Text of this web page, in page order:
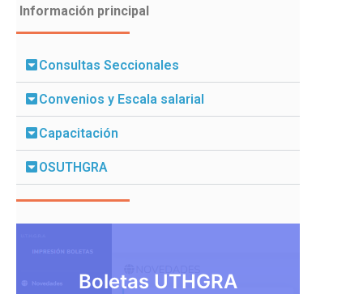
Información principal
Consultas Seccionales
Convenios y Escala salarial
Capacitación
OSUTHGRA
Boletas UTHGRA